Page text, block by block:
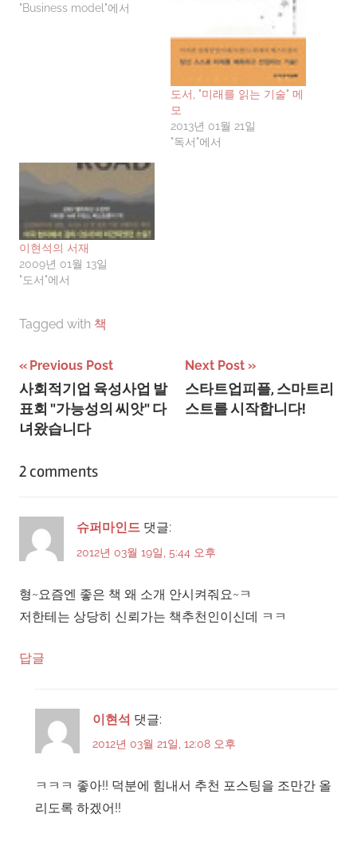
"Business model"에서
도서, "미래를 읽는 기술" 메
모
2013년 01월 21일
"독서"에서
이현석의 서재
2009년 01월 13일
"도서"에서
Tagged with 책
글
탐
색
Previous Post
사회적기업 육성사업 발
표회 "가능성의 씨앗" 다
녀왔습니다
Next Post
스타트업피플, 스마트리
스트를 시작합니다!
2 comments
슈퍼마인드 댓글:
2012년 03월 19일, 5:44 오후
형~요즘엔 좋은 책 왜 소개 안시켜줘요~ㅋ
저한테는 상당히 신뢰가는 책추천인이신데 ㅋㅋ
답글
이현석 댓글:
2012년 03월 21일, 12:08 오후
ㅋㅋㅋ 좋아!! 덕분에 힘내서 추천 포스팅을 조만간 올
리도록 하겠어!!